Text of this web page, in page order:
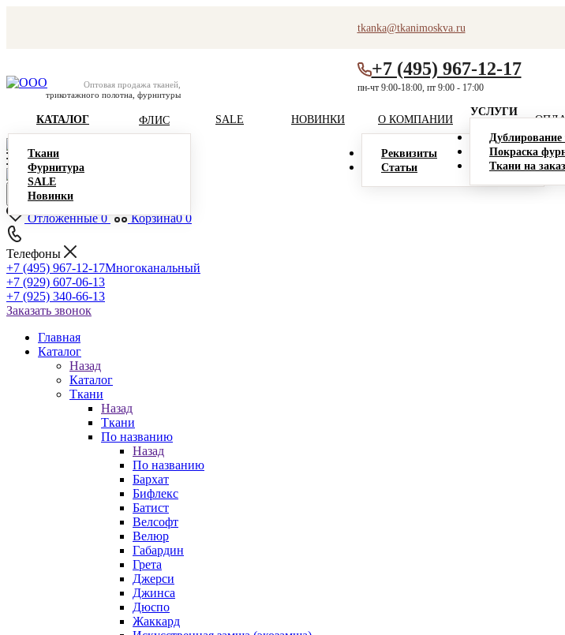
tkanka@tkanimoskva.ru
Оптовая продажа тканей,
трикотажного полотна, фурнитуры
+7 (495) 967-12-17
пн-чт 9:00-18:00, пт 9:00 - 17:00
КАТАЛОГ
Ткани
Фурнитура
SALE
Новинки
ФЛИС SALE НОВИНКИ О КОМПАНИИ
Реквизиты
Статьи
УСЛУГИ
Дублирование
Покраска
Ткани на заказ
Отложенные 0 Корзина0 0
Телефоны
+7 (495) 967-12-17Многоканальный
+7 (929) 607-06-13
+7 (925) 340-66-13
Заказать звонок
Главная
Каталог
Назад
Каталог
Ткани
Назад
Ткани
По названию
Назад
По названию
Бархат
Бифлекс
Батист
Велсофт
Велюр
Габардин
Грета
Джерси
Джинса
Дюспо
Жаккард